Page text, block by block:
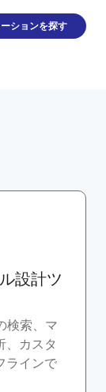
ションを探す
設計ツ
検索、マ
、カスタ
ラインで